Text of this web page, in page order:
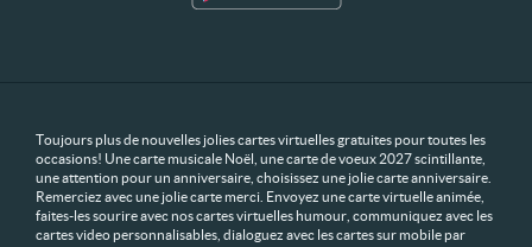
Toujours plus de nouvelles jolies cartes virtuelles gratuites pour toutes les
occasions! Une carte musicale Noël, une carte de voeux 2027 scintillante,
une attention pour un anniversaire, choisissez une jolie carte anniversaire.
Remerciez avec une jolie carte merci. Envoyez une carte virtuelle animée,
faites-les sourire avec nos cartes virtuelles humour, communiquez avec les
cartes video personnalisables, dialoguez avec les cartes sur mobile par